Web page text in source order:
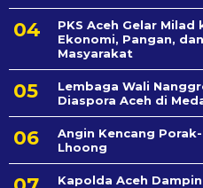
PKS Aceh Gelar
Ekonomi, Pangan,
Masyarakat
Lembaga Wali
Diaspora Aceh di
Angin Kencang
Lhoong
Kapolda Aceh